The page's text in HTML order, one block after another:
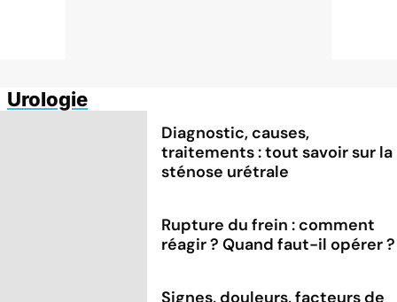
Urologie
Diagnostic, causes,
traitements : tout savoir sur la
sténose urétrale
Rupture du frein : comment
réagir ? Quand faut-il opérer ?
Signes, douleurs, facteurs de